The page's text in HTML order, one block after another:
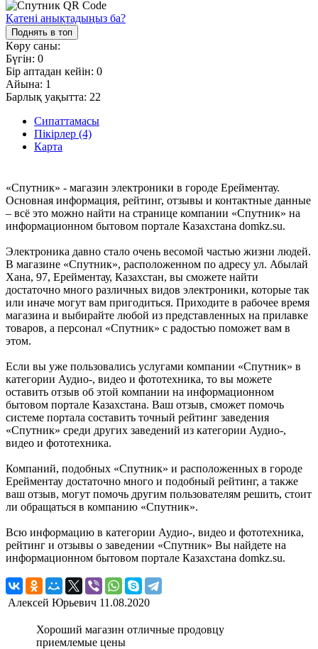
Қатені анықтадыңыз ба?
Поднять в топ
Көру саны:
Бүгін: 0
Бір аптадан кейін: 0
Айына: 1
Барлық уақытта: 22
Сипаттамасы
Пікірлер (4)
Карта
«Спутник» - магазин электроники в городе Ерейментау.
Основная информация, рейтинг, отзывы и контактные данные
– всё это можно найти на странице компании «Спутник» на
информационном бытовом портале Казахстана domkz.su.
Электроника давно стало очень весомой частью жизни людей.
В магазине «Спутник», расположенном по адресу ул. Абылай
Хана, 97, Ерейментау, Казахстан, вы сможете найти
достаточно много различных видов электроники, которые так
или иначе могут вам пригодиться. Приходите в рабочее время
магазина и выбирайте любой из представленных на прилавке
товаров, а персонал «Спутник» с радостью поможет вам в
этом.
Если вы уже пользовались услугами компании «Спутник» в
категории Аудио-, видео и фототехника, то вы можете
оставить отзыв об этой компании на информационном
бытовом портале Казахстана. Ваш отзыв, сможет помочь
системе портала составить точный рейтинг заведения
«Спутник» среди других заведений из категории Аудио-,
видео и фототехника.
Компаний, подобных «Спутник» и расположенных в городе
Ерейментау достаточно много и подобный рейтинг, а также
ваш отзыв, могут помочь другим пользователям решить, стоит
ли обращаться в компанию «Спутник».
Всю информацию в категории Аудио-, видео и фототехника,
рейтинг и отзывы о заведении «Спутник» Вы найдете на
информационном бытовом портале Казахстана domkz.su.
Алексей Юрьевич 11.08.2020
Хороший магазин отличные продовцу
приемлемые цены